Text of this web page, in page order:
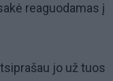
reaguodamas į
jo už tuos